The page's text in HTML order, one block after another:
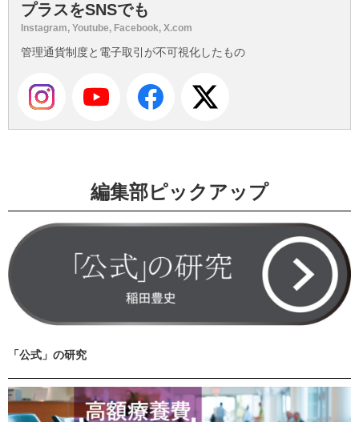
プラスをSNSでも
Instagram, Youtube, Facebook, X.com
管理通貨制度と電子取引が不可視化したもの
編集部ピックアップ
「公式」の研究